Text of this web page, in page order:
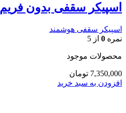
اسپیکر سقفی بدون فریم SOS مدل SP41
اسپیکر سقفی هوشمند
نمره 0 از 5
محصولات موجود
7,350,000 تومان
افزودن به سبد خرید